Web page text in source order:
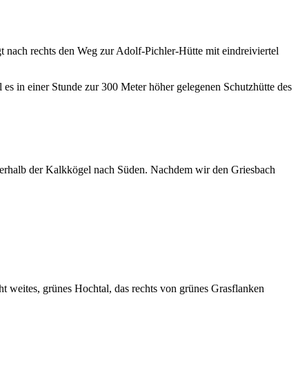
nach rechts den Weg zur Adolf-Pichler-Hütte mit eindreiviertel
in einer Stunde zur 300 Meter höher gelegenen Schutzhütte des
der Kalkkögel nach Süden. Nachdem wir den Griesbach
grünes Hochtal, das rechts von grünes Grasflanken